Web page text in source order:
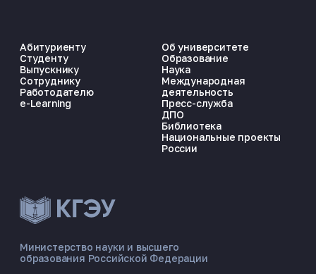
ЭНЕРГОКОД — ПОМОЩНИК КГЭУ
📋 Приёмная комиссия
Министерство науки и высшего
образования Российской Федерации
Абитуриенту
Студенту
Выпускнику
Сотруднику
Работодателю
e-Learning
Об университете
Образование
Наука
Международная
деятельность
Пресс-служба
ДПО
Библиотека
Национальные проекты
России